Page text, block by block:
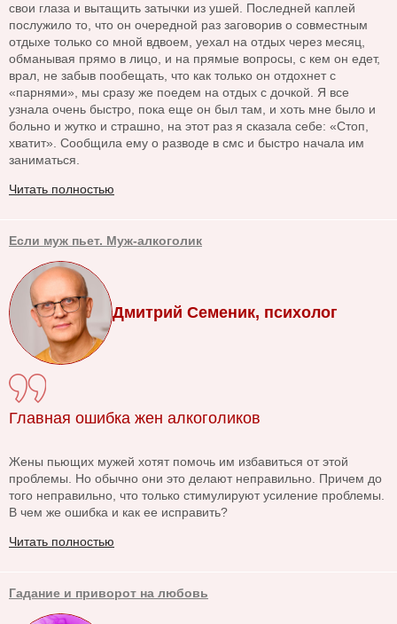
свои глаза и вытащить затычки из ушей. Последней каплей
послужило то, что он очередной раз заговорив о совместным
отдыхе только со мной вдвоем, уехал на отдых через месяц,
обманывая прямо в лицо, и на прямые вопросы, с кем он едет,
врал, не забыв пообещать, что как только он отдохнет с
«парнями», мы сразу же поедем на отдых с дочкой. Я все
узнала очень быстро, пока еще он был там, и хоть мне было и
больно и жутко и страшно, на этот раз я сказала себе: «Стоп,
хватит». Сообщила ему о разводе в смс и быстро начала им
заниматься.
Читать полностью
Если муж пьет. Муж-алкоголик
Дмитрий Семеник, психолог
Главная ошибка жен алкоголиков
Жены пьющих мужей хотят помочь им избавиться от этой
проблемы. Но обычно они это делают неправильно. Причем до
того неправильно, что только стимулируют усиление проблемы.
В чем же ошибка и как ее исправить?
Читать полностью
Гадание и приворот на любовь